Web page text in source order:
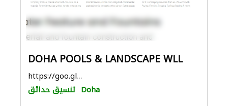
DOHA POOLS & LANDSCAPE WLL
https://goo.gl/maps/8WLUkYgDvNL5Uan47
تنسيق حدائق Doha